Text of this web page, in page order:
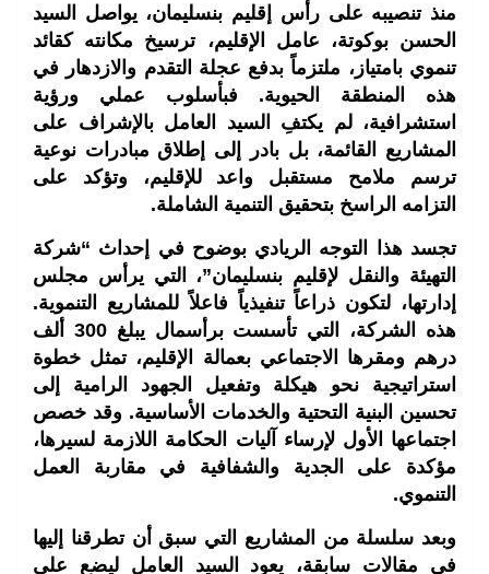
منذ تنصيبه على رأس إقليم بنسليمان، يواصل السيد
الحسن بوكوتة، عامل الإقليم، ترسيخ مكانته كقائد
تنموي بامتياز، ملتزماً بدفع عجلة التقدم والازدهار في
هذه المنطقة الحيوية. فبأسلوب عملي ورؤية
استشرافية، لم يكتفِ السيد العامل بالإشراف على
المشاريع القائمة، بل بادر إلى إطلاق مبادرات نوعية
ترسم ملامح مستقبل واعد للإقليم، وتؤكد على
التزامه الراسخ بتحقيق التنمية الشاملة.
تجسد هذا التوجه الريادي بوضوح في إحداث “شركة
التهيئة والنقل لإقليم بنسليمان”، التي يرأس مجلس
إدارتها، لتكون ذراعاً تنفيذياً فاعلاً للمشاريع التنموية.
هذه الشركة، التي تأسست برأسمال يبلغ 300 ألف
درهم ومقرها الاجتماعي بعمالة الإقليم، تمثل خطوة
استراتيجية نحو هيكلة وتفعيل الجهود الرامية إلى
تحسين البنية التحتية والخدمات الأساسية. وقد خصص
اجتماعها الأول لإرساء آليات الحكامة اللازمة لسيرها،
مؤكدة على الجدية والشفافية في مقاربة العمل
التنموي.
وبعد سلسلة من المشاريع التي سبق أن تطرقنا إليها
في مقالات سابقة، يعود السيد العامل ليضع على